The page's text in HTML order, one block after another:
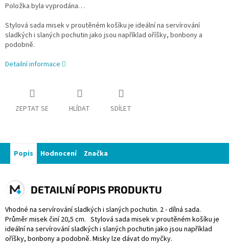
Položka byla vyprodána…
Stylová sada misek v proutěném košíku je ideální na servírování
sladkých i slaných pochutin jako jsou například oříšky, bonbony a
podobně.
Detailní informace
ZEPTAT SE HLÍDAT SDÍLET
Popis Hodnocení Značka
DETAILNÍ POPIS PRODUKTU
Vhodné na servírování sladkých i slaných pochutin. 2 - dílná sada.
Průměr misek činí 20,5 cm. Stylová sada misek v proutěném košíku je
ideální na servírování sladkých i slaných pochutin jako jsou například
oříšky, bonbony a podobně. Misky lze dávat do myčky.